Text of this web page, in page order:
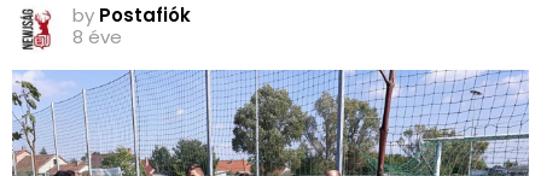
by Postafiók
8 éve